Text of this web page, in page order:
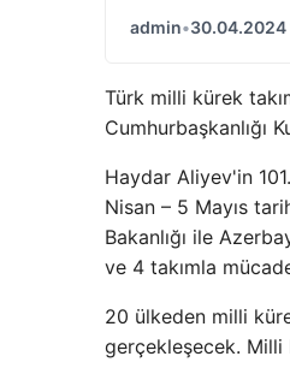
admin•30.04.2024
Türk milli kürek
Cumhurbaşkanlığı
Haydar Aliyev'in
Nisan – 5 Mayıs
Bakanlığı ile
ve 4 takımla
20 ülkeden milli
gerçekleşecek. Milli